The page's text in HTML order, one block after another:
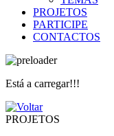
PROJETOS
PARTICIPE
CONTACTOS
Está a carregar!!!
PROJETOS